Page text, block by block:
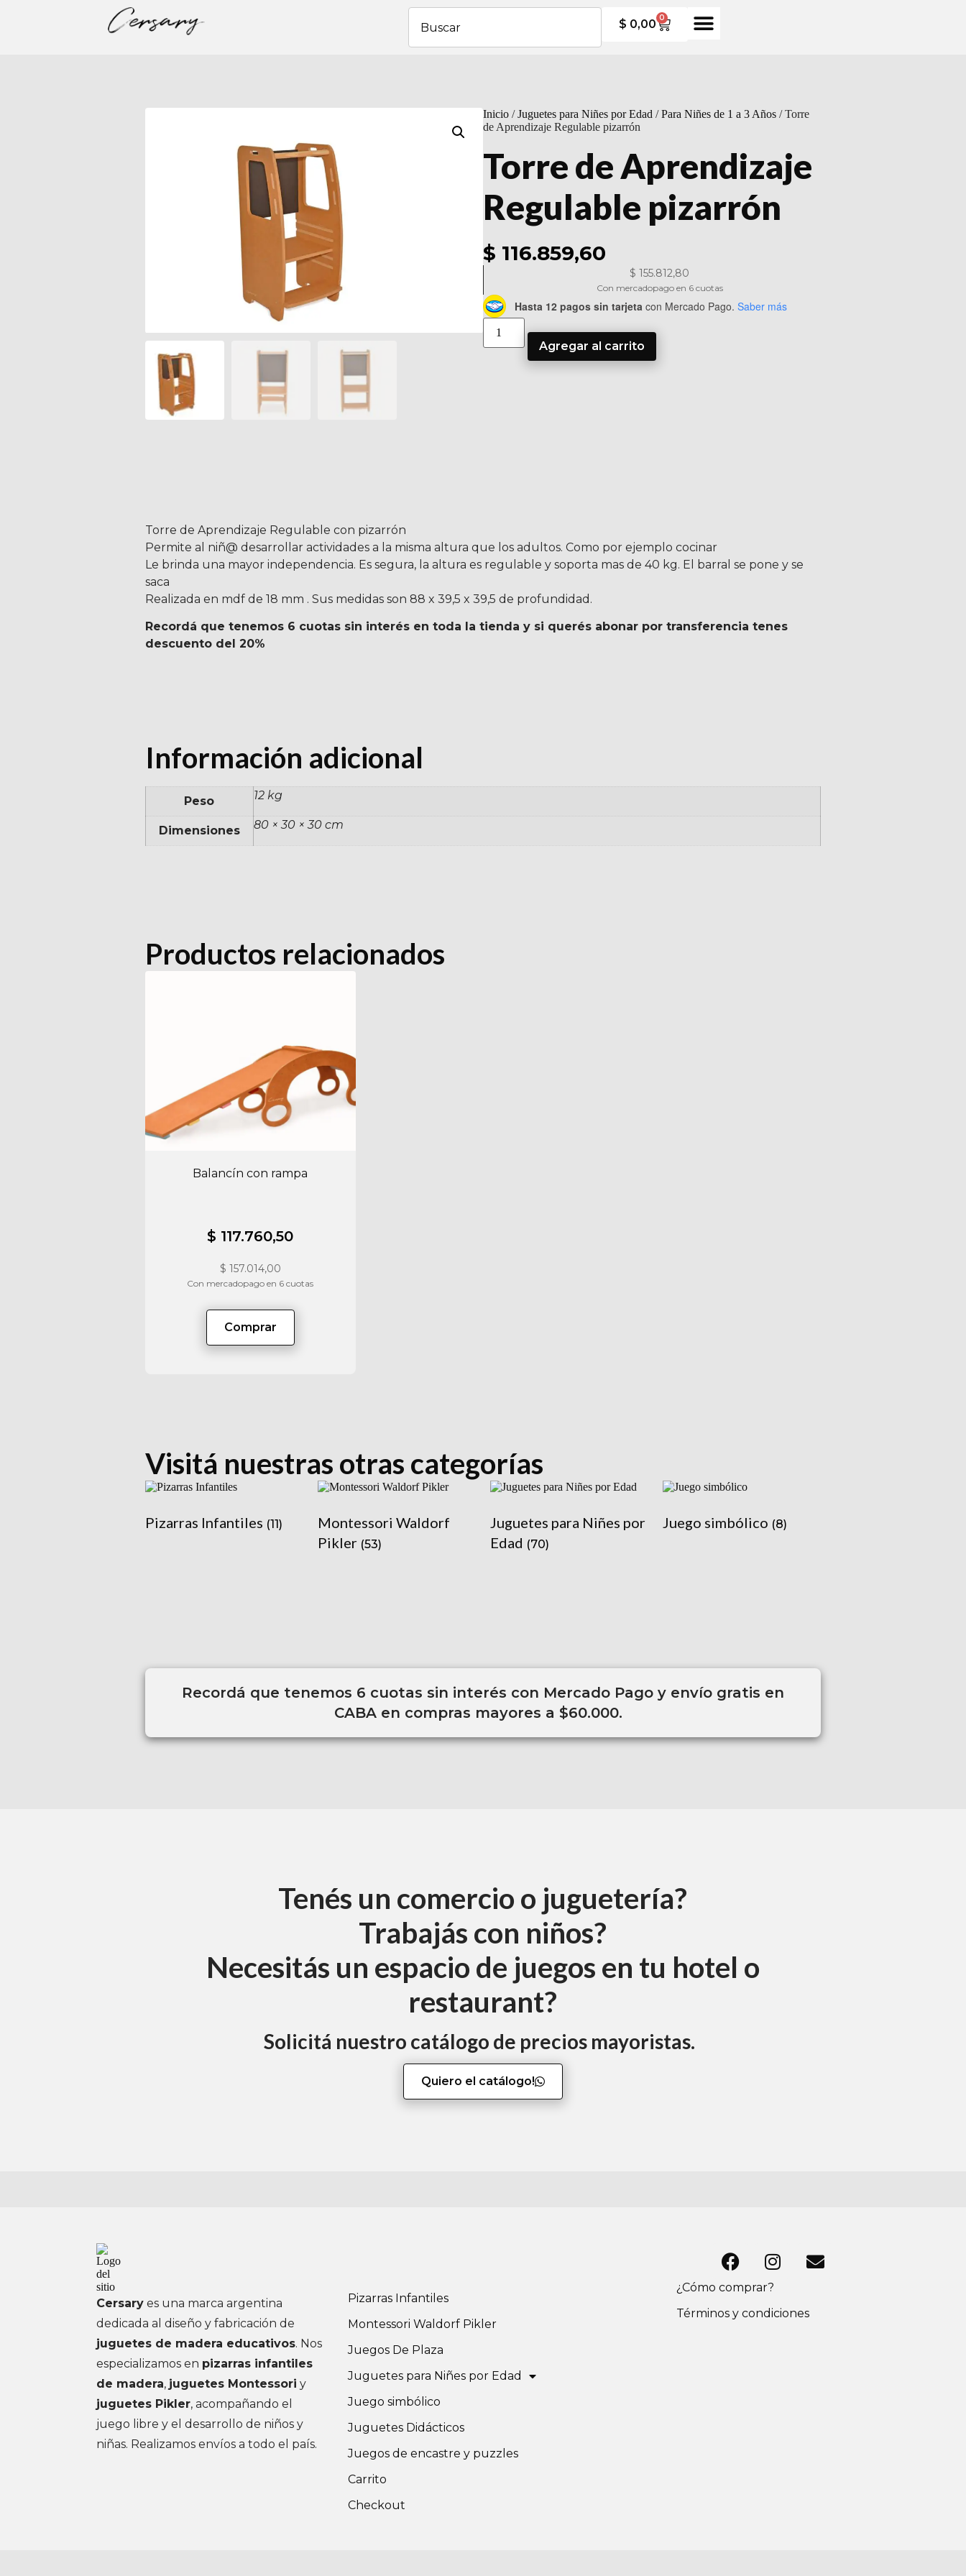
$ 0,00 0
Inicio/Juguetes para Niñes por Edad /Para Niñes de 1 a 3 Años/ Torre
de Aprendizaje Regulable pizarrón
Torre de Aprendizaje
Regulable pizarrón
$ 116.859,60
$ 155.812,80
Con mercadopago en 6 cuotas
Hasta 12 pagos sin tarjeta con Mercado Pago. Saber más
Agregar al carrito
Torre de Aprendizaje Regulable con pizarrón
Permite al niñ@ desarrollar actividades a la misma altura que los adultos. Como por ejemplo cocinar
Le brinda una mayor independencia. Es segura, la altura es regulable y soporta mas de 40 kg. El barral se pone y se
saca
Realizada en mdf de 18 mm . Sus medidas son 88 x 39,5 x 39,5 de profundidad.
Recordá que tenemos 6 cuotas sin interés en toda la tienda y si querés abonar por transferencia tenes
descuento del 20%
Información adicional
Peso 12 kg
Dimensiones 80 × 30 × 30 cm
Productos relacionados
Balancín con rampa
$ 117.760,50
$ 157.014,00
Con mercadopago en 6 cuotas
Comprar
Visitá nuestras otras categorías
Pizarras Infantiles (11)
Montessori Waldorf
Pikler (53)
Juguetes para Niñes por
Edad (70)
Juego simbólico (8)
Recordá que tenemos 6 cuotas sin interés con Mercado Pago y envío gratis en
CABA en compras mayores a $60.000.
Tenés un comercio o juguetería?
Trabajás con niños?
Necesitás un espacio de juegos en tu hotel o
restaurant?
Solicitá nuestro catálogo de precios mayoristas.
Quiero el catálogo!
Cersary es una marca argentina
dedicada al diseño y fabricación de
juguetes de madera educativos. Nos
especializamos en pizarras infantiles
de madera, juguetes Montessori y
juguetes Pikler, acompañando el
juego libre y el desarrollo de niños y
niñas. Realizamos envíos a todo el país.
Pizarras Infantiles
Montessori Waldorf Pikler
Juegos De Plaza
Juguetes para Niñes por Edad
Juego simbólico
Juguetes Didácticos
Juegos de encastre y puzzles
Carrito
Checkout
¿Cómo comprar?
Términos y condiciones